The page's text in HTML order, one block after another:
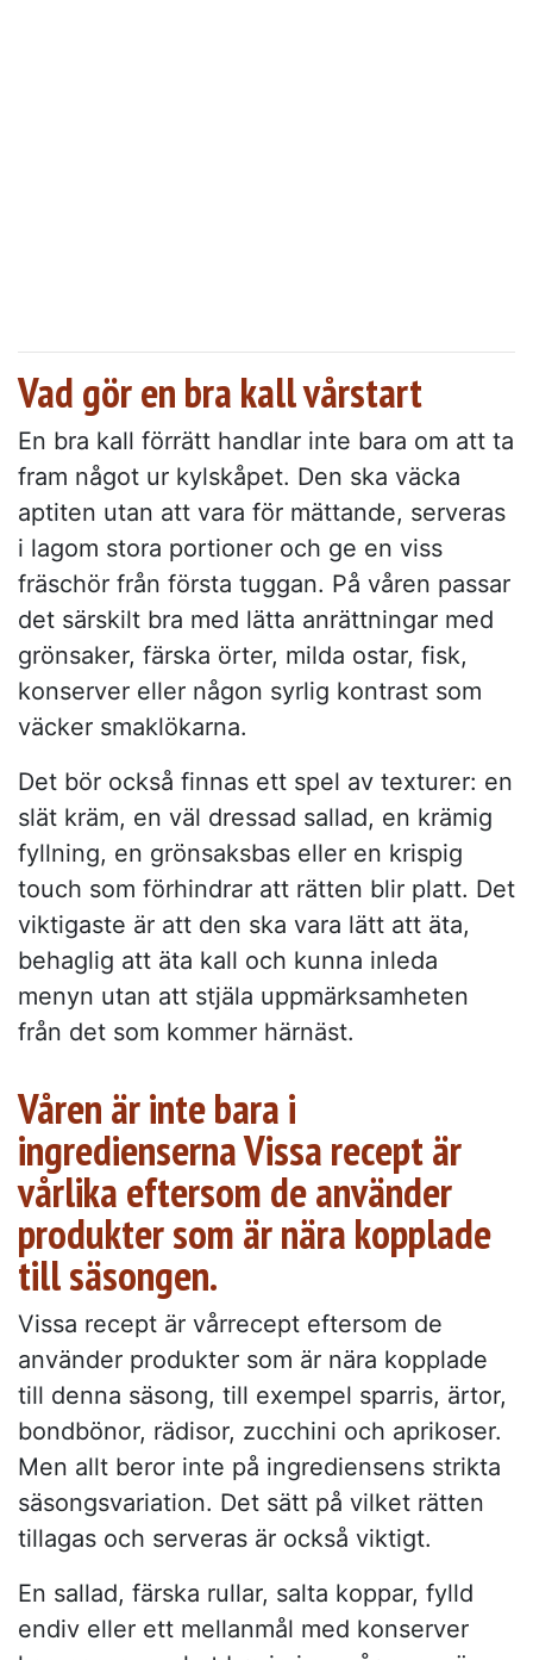
Vad gör en bra kall vårstart
En bra kall förrätt handlar inte bara om att ta
fram något ur kylskåpet. Den ska väcka
aptiten utan att vara för mättande, serveras
i lagom stora portioner och ge en viss
fräschör från första tuggan. På våren passar
det särskilt bra med lätta anrättningar med
grönsaker, färska örter, milda ostar, fisk,
konserver eller någon syrlig kontrast som
väcker smaklökarna.
Det bör också finnas ett spel av texturer: en
slät kräm, en väl dressad sallad, en krämig
fyllning, en grönsaksbas eller en krispig
touch som förhindrar att rätten blir platt. Det
viktigaste är att den ska vara lätt att äta,
behaglig att äta kall och kunna inleda
menyn utan att stjäla uppmärksamheten
från det som kommer härnäst.
Våren är inte bara i
ingredienserna Vissa recept är
vårlika eftersom de använder
produkter som är nära kopplade
till säsongen.
Vissa recept är vårrecept eftersom de
använder produkter som är nära kopplade
till denna säsong, till exempel sparris, ärtor,
bondbönor, rädisor, zucchini och aprikoser.
Men allt beror inte på ingrediensens strikta
säsongsvariation. Det sätt på vilket rätten
tillagas och serveras är också viktigt.
En sallad, färska rullar, salta koppar, fylld
endiv eller ett mellanmål med konserver